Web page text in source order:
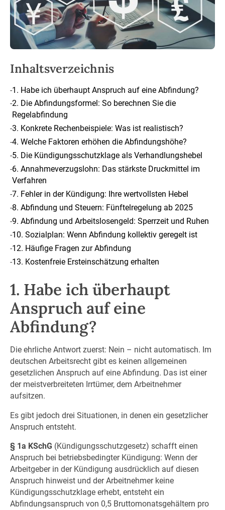
Inhaltsverzeichnis
-1. Habe ich überhaupt Anspruch auf eine Abfindung?
-2. Die Abfindungsformel: So berechnen Sie die
Regelabfindung
-3. Konkrete Rechenbeispiele: Was ist realistisch?
-4. Welche Faktoren erhöhen die Abfindungshöhe?
-5. Die Kündigungsschutzklage als Verhandlungshebel
-6. Annahmeverzugslohn: Das stärkste Druckmittel im
Verfahren
-7. Fehler in der Kündigung: Ihre wertvollsten Hebel
-8. Abfindung und Steuern: Fünftelregelung ab 2025
-9. Abfindung und Arbeitslosengeld: Sperrzeit und Ruhen
-10. Sozialplan: Wenn Abfindung kollektiv geregelt ist
-12. Häufige Fragen zur Abfindung
-13. Kostenfreie Ersteinschätzung erhalten
1. Habe ich überhaupt
Anspruch auf eine
Abfindung?
Die ehrliche Antwort zuerst: Nein – nicht automatisch. Im
deutschen Arbeitsrecht gibt es keinen allgemeinen
gesetzlichen Anspruch auf eine Abfindung. Das ist einer
der meistverbreiteten Irrtümer, dem Arbeitnehmer
aufsitzen.
Es gibt jedoch drei Situationen, in denen ein gesetzlicher
Anspruch entsteht.
§ 1a KSchG (Kündigungsschutzgesetz) schafft einen
Anspruch bei betriebsbedingter Kündigung: Wenn der
Arbeitgeber in der Kündigung ausdrücklich auf diesen
Anspruch hinweist und der Arbeitnehmer keine
Kündigungsschutzklage erhebt, entsteht ein
Abfindungsanspruch von 0,5 Bruttomonatsgehältern pro